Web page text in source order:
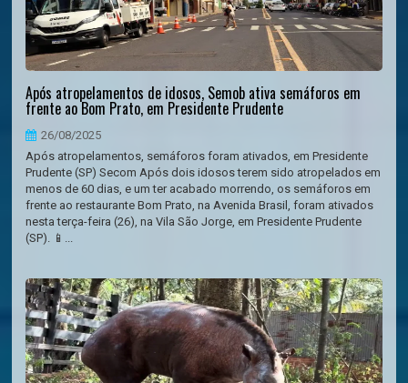
Após atropelamentos de idosos, Semob ativa semáforos em
frente ao Bom Prato, em Presidente Prudente
26/08/2025
Após atropelamentos, semáforos foram ativados, em Presidente
Prudente (SP) Secom Após dois idosos terem sido atropelados em
menos de 60 dias, e um ter acabado morrendo, os semáforos em
frente ao restaurante Bom Prato, na Avenida Brasil, foram ativados
nesta terça-feira (26), na Vila São Jorge, em Presidente Prudente
(SP). 📱...